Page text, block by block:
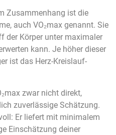
Zusammenhang ist die
auch VO₂max genannt. Sie
der Körper unter maximaler
kann. Je höher dieser
ist das Herz-Kreislauf-
zwar nicht direkt,
zuverlässige Schätzung.
Er liefert mit minimalem
Einschätzung deiner